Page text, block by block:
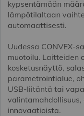
kypsentämään
lämpötilaltaan
automaattisesti.
Uudessa CONVEX-
muotoilu. Laitteiden
kosketusnäyttö,
parametrointialue,
USB-liitäntä tai
innovaatioista.